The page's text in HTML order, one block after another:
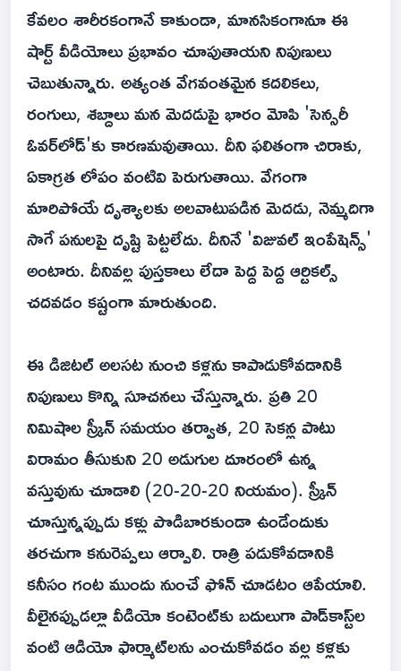
కేవలం శారీరకంగానే కాకుండా, మానసికంగానూ ఈ
షార్ట్ వీడియోలు ప్రభావం చూపుతాయని నిపుణులు
చెబుతున్నారు. అత్యంత వేగవంతమైన కదలికలు,
రంగులు, శబ్దాలు మన మెదడుపై భారం మోపి 'సెన్సరీ
ఓవర్‌లోడ్'కు కారణమవుతాయి. దీని ఫలితంగా చిరాకు,
ఏకాగ్రత లోపం వంటివి పెరుగుతాయి. వేగంగా
మారిపోయే దృశ్యాలకు అలవాటుపడిన మెదడు, నెమ్మదిగా
సాగే పనులపై దృష్టి పెట్టలేదు. దీనినే 'విజువల్ ఇంపేషెన్స్'
అంటారు. దీనివల్ల పుస్తకాలు లేదా పెద్ద పెద్ద ఆర్టికల్స్
చదవడం కష్టంగా మారుతుంది.
ఈ డిజిటల్ అలసట నుంచి కళ్లను కాపాడుకోవడానికి
నిపుణులు కొన్ని సూచనలు చేస్తున్నారు. ప్రతి 20
నిమిషాల స్క్రీన్ సమయం తర్వాత, 20 సెకన్ల పాటు
విరామం తీసుకుని 20 అడుగుల దూరంలో ఉన్న
వస్తువును చూడాలి (20-20-20 నియమం). స్క్రీన్
చూస్తున్నప్పుడు కళ్లు పొడిబారకుండా ఉండేందుకు
తరచుగా కనురెప్పలు ఆర్పాలి. రాత్రి పడుకోవడానికి
కనీసం గంట ముందు నుంచే ఫోన్ చూడటం ఆపేయాలి.
వీలైనప్పుడల్లా వీడియో కంటెంట్‌కు బదులుగా పాడ్‌కాస్ట్‌ల
వంటి ఆడియో ఫార్మాట్‌లను ఎంచుకోవడం వల్ల కళ్లకు